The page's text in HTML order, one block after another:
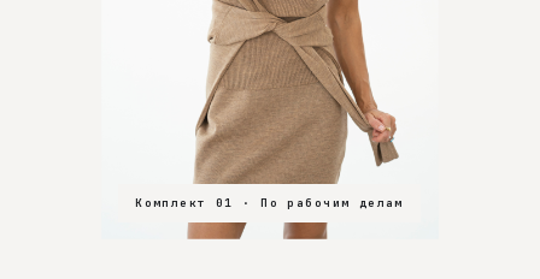
Комплект 01 · По рабочим делам
Комплект 02 · В зал
Комплект 03 · На особенный вечер